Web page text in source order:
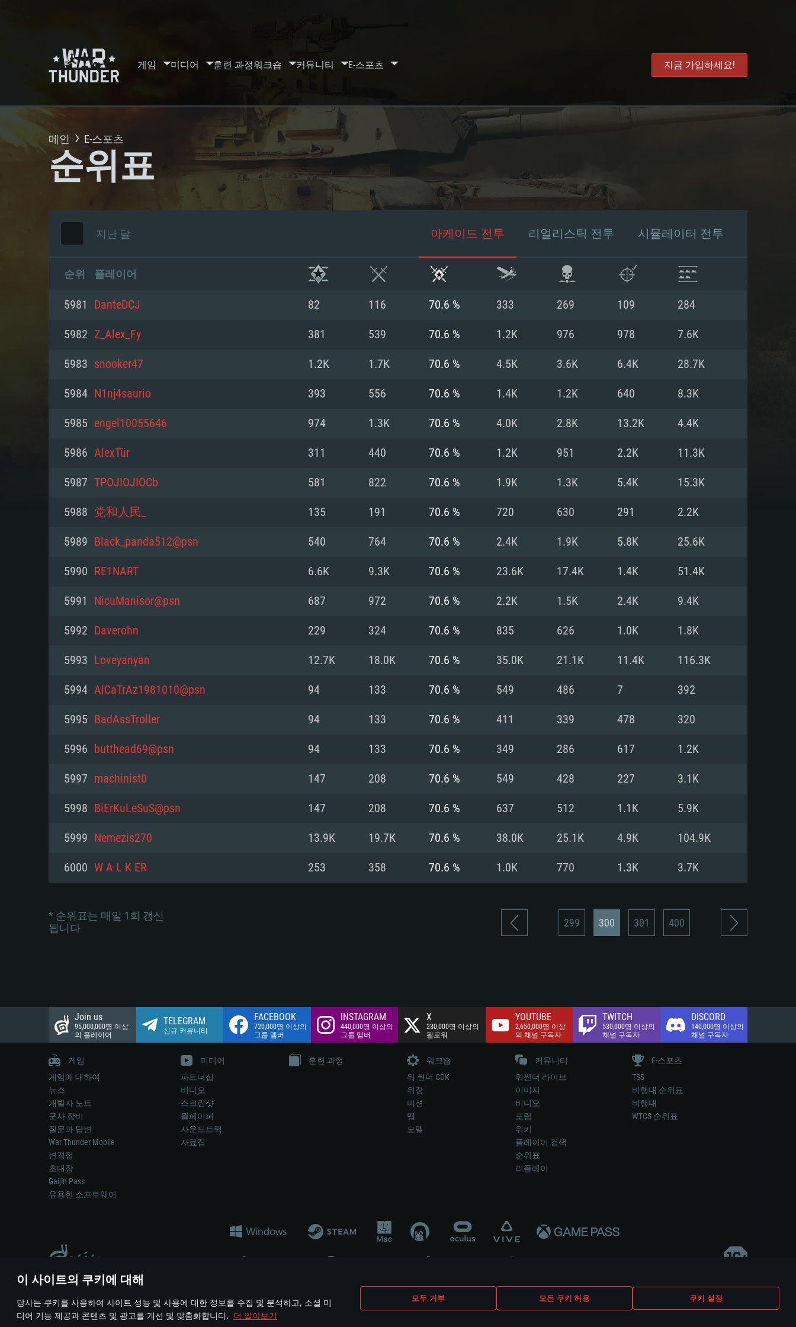
이 사이트의 쿠키에 대해
당사는 쿠키를 사용하여 사이트 성능 및 사용에 대한 정보를 수집 및 분석하고, 소셜 미
디어 기능 제공과 콘텐츠 및 광고를 개선 및 맞춤화합니다. 더 알아보기
모두 거부 모든 쿠키 허용 쿠키 설정
게임 미디어 훈련 과정워크숍 커뮤니티 E-스포츠 지금 가입하세요!
시스템 요구사항
PC MAC Linux
최소사양
운영체제: Windows 10 (64 bit)
프로세서: 2.2 GHz 듀얼코어 이상
메모리: 4GB
그래픽 카드: DirectX 11 이상을 지원하는 AMD
해상도: 720p
네트워크: 브로드밴드 인터넷
여유 저장 공간: 22.1 GB (최소 클라이언트)
권장 사양
운영체제: Windows 10/11 (64 bit)
프로세서: Intel Core i5 또는 Ryzen 5 3600 이상
메모리: 16 GB 이상
그래픽 카드: DirectX 11 이상을 지원하는 Nvidia
최소사양
운영체제: Mac OS Big Sur 11.0
프로세서: 최소 2.2 GHz의 Core i5 (Intel Xeon 은 지
원하지 않습니다)
(Mac), 혹은 이와 비슷한 성능을 가지는 Mac 버전
의 AMD/Nvidia. 최소 해상도: 720p
네트워크: 브로드밴드 인터넷
여유 저장 공간: 22.1 GB (최소 클라이언트)
권장 사양
운영체제: Mac OS Big Sur 11.0
프로세서: Core i7 (Intel Xeon 은 지원하지 않습니
네트워크: 브로드밴드 인터넷
여유 저장 공간: 62.2 GB (전체 클라이언트)
최소사양
운영체제: 64bit Linux 중 최신 버전
프로세서: 2.4 GHz 듀얼코어
메모리: 4 GB
그래픽 카드: Vulkan 을 지원하고, 최신 그래픽 드라
와 동급의 성능을 가지며 최신 그래픽 드라이버를
지원하는 AMD (6개월 미만; 최소사양 지원 해상도
권장 사양
운영체제: Ubuntu 20.04 64bit
프로세서: Intel Core i7
메모리: 16 GB
그래픽 카드: Vulkan 을 지원하고, 최신 그래픽 드라
와 동급의 성능을 가지며 최신 그래픽 드라이버를
지원하는 AMD RX 570 (6개월 미만; 최소사양 지원
메인 E-스포츠
순위표
지난 달 아케이드 전투 리얼리스틱 전투 시뮬레이터 전투
순위 플레이어
5981 DanteDCJ 82 116 70.6 % 333 269 109 284
5982 Z_Alex_Fy 381 539 70.6 % 1.2K 976 978 7.6K
5983 snooker47 1.2K 1.7K 70.6 % 4.5K 3.6K 6.4K 28.7K
5984 N1nj4saurio 393 556 70.6 % 1.4K 1.2K 640 8.3K
5985 engel10055646 974 1.3K 70.6 % 4.0K 2.8K 13.2K 4.4K
5986 AlexTür 311 440 70.6 % 1.2K 951 2.2K 11.3K
5987 TPOJIOJIOCb 581 822 70.6 % 1.9K 1.3K 5.4K 15.3K
5988 党和人民_ 135 191 70.6 % 720 630 291 2.2K
5989 Black_panda512@psn 540 764 70.6 % 2.4K 1.9K 5.8K 25.6K
5990 RE1NART 6.6K 9.3K 70.6 % 23.6K 17.4K 1.4K 51.4K
5991 NicuManisor@psn 687 972 70.6 % 2.2K 1.5K 2.4K 9.4K
5992 Daverohn 229 324 70.6 % 835 626 1.0K 1.8K
5993 Loveyanyan 12.7K 18.0K 70.6 % 35.0K 21.1K 11.4K 116.3K
5994 AlCaTrAz1981010@psn 94 133 70.6 % 549 486 7 392
5995 BadAssTroller 94 133 70.6 % 411 339 478 320
5996 butthead69@psn 94 133 70.6 % 349 286 617 1.2K
5997 machinist0 147 208 70.6 % 549 428 227 3.1K
5998 BiErKuLeSuS@psn 147 208 70.6 % 637 512 1.1K 5.9K
5999 Nemezis270 13.9K 19.7K 70.6 % 38.0K 25.1K 4.9K 104.9K
6000 W A L K ER 253 358 70.6 % 1.0K 770 1.3K 3.7K
* 순위표는 매일 1회 갱신
됩니다
299 300 301 400
Join us
95,000,000명 이상
의 플레이어
TELEGRAM
신규 커뮤니티
FACEBOOK
720,000명 이상의
그룹 멤버
INSTAGRAM
440,000명 이상의
그룹 멤버
X
230,000명 이상의
팔로워
YOUTUBE
2,650,000명 이상
의 채널 구독자
TWITCH
530,000명 이상의
채널 구독자
DISCORD
140,000명 이상의
채널 구독자
게임
게임에 대하여
뉴스
개발자 노트
군사 장비
질문과 답변
War Thunder Mobile
변경점
초대장
Gaijin Pass
유용한 소프트웨어
미디어
파트너십
비디오
스크린샷
월페이퍼
사운드트랙
자료집
훈련 과정
워크숍
워 썬더 CDK
위장
미션
맵
모델
커뮤니티
워썬더 라이브
이미지
비디오
포럼
위키
플레이어 검색
순위표
리플레이
E-스포츠
TSS
비행대 순위표
비행대
WTCS 순위표
게임 에서 어떠한 현실의 무기나 차량을 묘사하는 것은 무기 개발 업체나 장비 제조 업체가 게임 개발 후원 또는 홍보에 참여하지 않습니다..
© 2011—2026 Gaijin Games Kft. All trademarks, logos and brand names are the property of their respective owners.
이용 약관 이용 약관